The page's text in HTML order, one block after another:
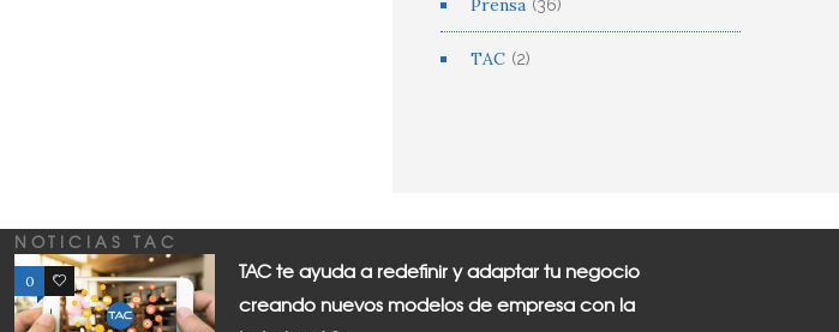
Prensa (36)
TAC (2)
NOTICIAS TAC
0 0
TAC te ayuda a redefinir y adaptar tu negocio
creando nuevos modelos de empresa con la